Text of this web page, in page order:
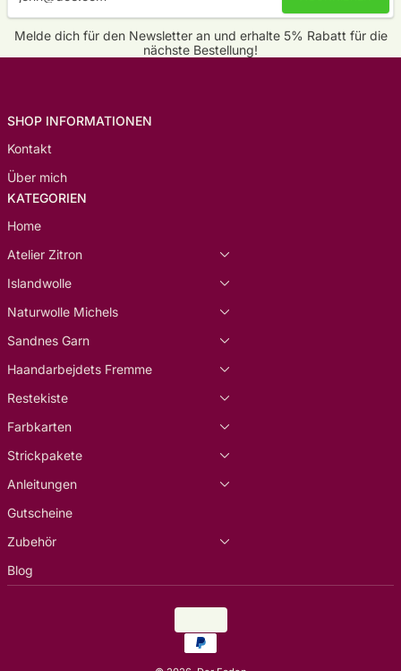
Melde dich für den Newsletter an und erhalte 5% Rabatt für die
nächste Bestellung!
SHOP INFORMATIONEN
Kontakt
Über mich
KATEGORIEN
Home
Atelier Zitron
Islandwolle
Naturwolle Michels
Sandnes Garn
Haandarbejdets Fremme
Restekiste
Farbkarten
Strickpakete
Anleitungen
Gutscheine
Zubehör
Blog
Land/Region
Zahlungsarten